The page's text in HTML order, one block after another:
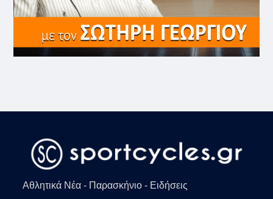
Αθλητικά Νέα - Παρασκήνιο - Ειδήσεις